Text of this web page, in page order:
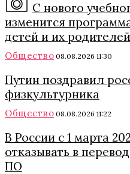
С нового
изменится
детей и их родителей
Общество 08.08.2026 11:30
Путин поздравил
физкультурника
Общество 08.08.2026 11:22
В России с 1 марта
отказывать в
ПО